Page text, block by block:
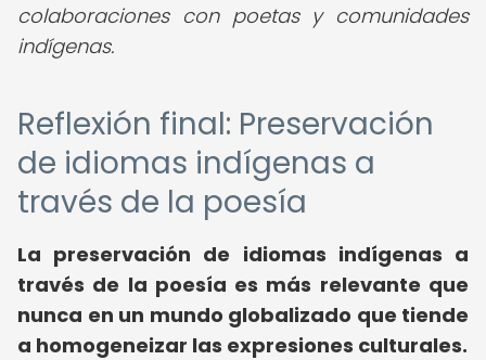
colaboraciones con poetas y comunidades
indígenas.
Reflexión final: Preservación
de idiomas indígenas a
través de la poesía
La preservación de idiomas indígenas a
través de la poesía es más relevante que
nunca en un mundo globalizado que tiende
a homogeneizar las expresiones culturales.